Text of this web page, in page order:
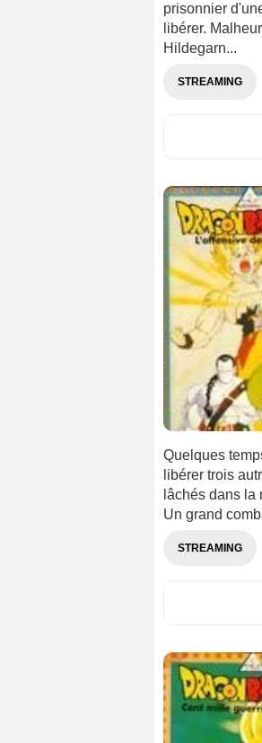
prisonnier
libérer.
Hildegarn...
STREAMING
Quelques
libérer trois
lâchés dans la
Un grand
STREAMING